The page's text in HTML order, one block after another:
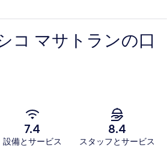
コ マサトランの口
7.4
設備とサービス
8.4
スタッフとサービス